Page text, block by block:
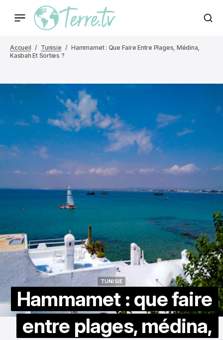
Accueil Tunisie
Hammamet : Que Faire Entre Plages, Médina,
Kasbah Et Sorties ?
TUNISIE
Hammamet : que faire
entre plages, médina,